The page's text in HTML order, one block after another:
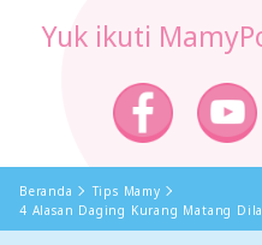
Yuk ikuti
Beranda
Tips Mamy
4 Alasan Daging Kurang Matang